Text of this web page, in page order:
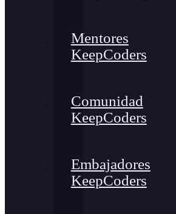
Mentores
KeepCoders
Comunidad
KeepCoders
Embajadores
KeepCoders